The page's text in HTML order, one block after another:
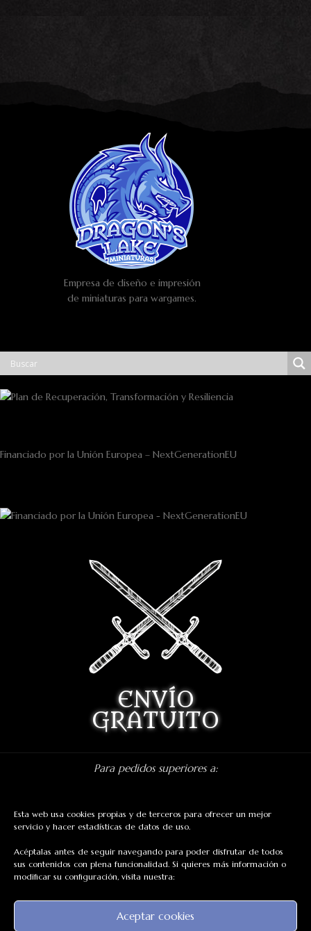
Esta web usa cookies propias y de terceros para ofrecer un mejor
servicio y hacer estadísticas de datos de uso.
Acéptalas antes de seguir navegando para poder disfrutar de todos
sus contenidos con plena funcionalidad. Si quieres más información o
modificar su configuración, visita nuestra:
Aceptar cookies
Empresa de diseño e impresión
de miniaturas para wargames.
Financiado por la Unión Europea – NextGenerationEU
ENVÍO
GRATUITO
Para pedidos superiores a:
REDES SOCIALES
Facebook: Dragon's Lake Miniaturas
Instagram: @dragonslake_miniaturas
YouTube: Dragon's Lake Miniaturas